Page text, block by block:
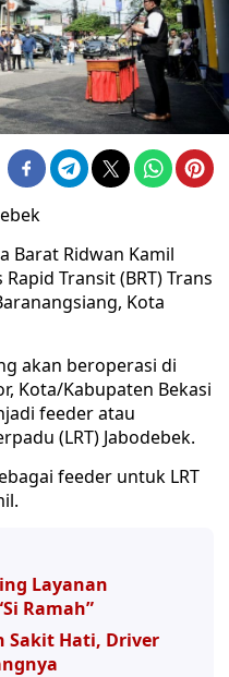
Barat Ridwan Kamil
Transit (BRT) Trans
Kota
akan beroperasi di
Kota/Kabupaten Bekasi
feeder atau
(LRT) Jabodebek.
feeder untuk LRT
Layanan
Ramah”
Sakit Hati, Driver